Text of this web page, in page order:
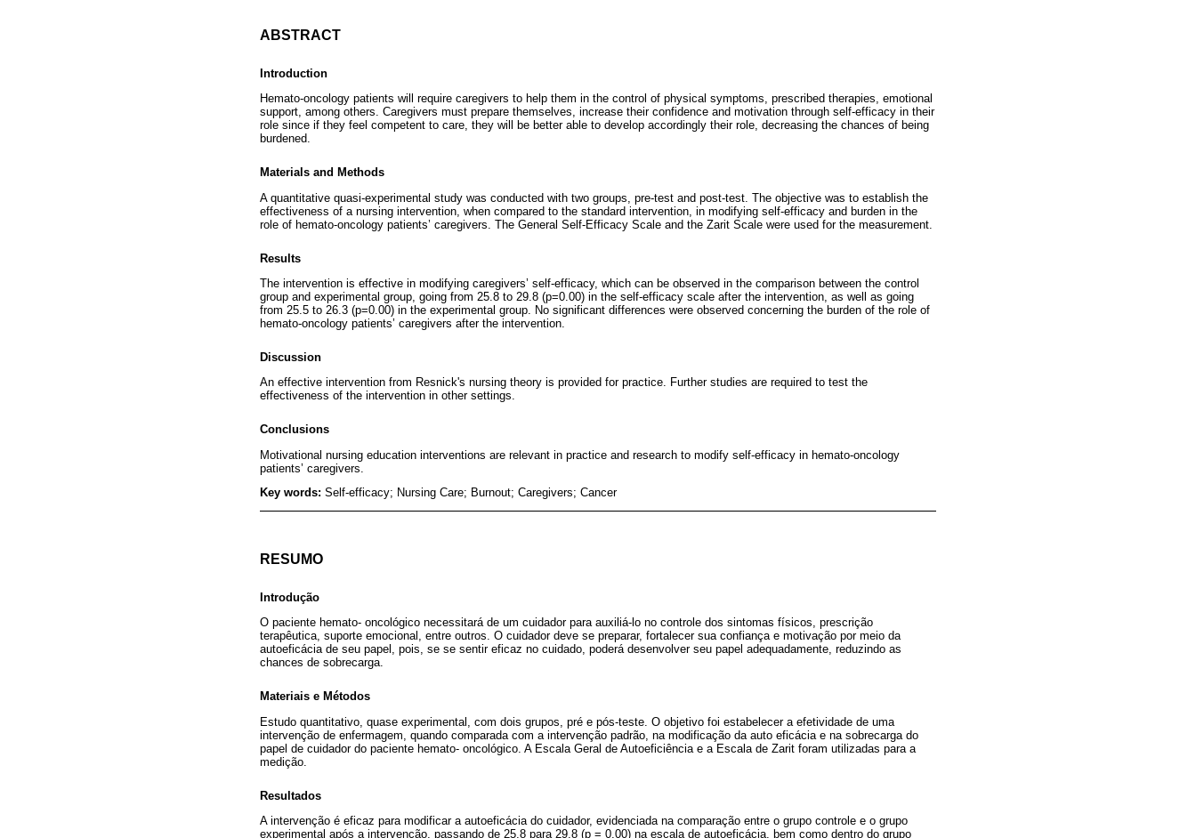
ABSTRACT
Introduction
Hemato-oncology patients will require caregivers to help them in the control of physical symptoms, prescribed therapies, emotional
support, among others. Caregivers must prepare themselves, increase their confidence and motivation through self-efficacy in their
role since if they feel competent to care, they will be better able to develop accordingly their role, decreasing the chances of being
burdened.
Materials and Methods
A quantitative quasi-experimental study was conducted with two groups, pre-test and post-test. The objective was to establish the
effectiveness of a nursing intervention, when compared to the standard intervention, in modifying self-efficacy and burden in the
role of hemato-oncology patients’ caregivers. The General Self-Efficacy Scale and the Zarit Scale were used for the measurement.
Results
The intervention is effective in modifying caregivers’ self-efficacy, which can be observed in the comparison between the control
group and experimental group, going from 25.8 to 29.8 (p=0.00) in the self-efficacy scale after the intervention, as well as going
from 25.5 to 26.3 (p=0.00) in the experimental group. No significant differences were observed concerning the burden of the role of
hemato-oncology patients’ caregivers after the intervention.
Discussion
An effective intervention from Resnick's nursing theory is provided for practice. Further studies are required to test the
effectiveness of the intervention in other settings.
Conclusions
Motivational nursing education interventions are relevant in practice and research to modify self-efficacy in hemato-oncology
patients’ caregivers.
Key words: Self-efficacy; Nursing Care; Burnout; Caregivers; Cancer
RESUMO
Introdução
O paciente hemato- oncológico necessitará de um cuidador para auxiliá-lo no controle dos sintomas físicos, prescrição
terapêutica, suporte emocional, entre outros. O cuidador deve se preparar, fortalecer sua confiança e motivação por meio da
autoeficácia de seu papel, pois, se se sentir eficaz no cuidado, poderá desenvolver seu papel adequadamente, reduzindo as
chances de sobrecarga.
Materiais e Métodos
Estudo quantitativo, quase experimental, com dois grupos, pré e pós-teste. O objetivo foi estabelecer a efetividade de uma
intervenção de enfermagem, quando comparada com a intervenção padrão, na modificação da auto eficácia e na sobrecarga do
papel de cuidador do paciente hemato- oncológico. A Escala Geral de Autoeficiência e a Escala de Zarit foram utilizadas para a
medição.
Resultados
A intervenção é eficaz para modificar a autoeficácia do cuidador, evidenciada na comparação entre o grupo controle e o grupo
experimental após a intervenção, passando de 25,8 para 29,8 (p = 0,00) na escala de autoeficácia, bem como dentro do grupo